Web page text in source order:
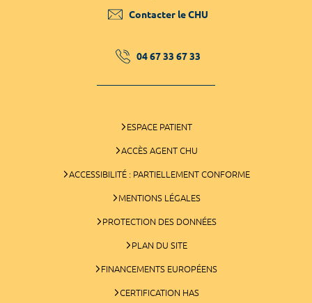
Contacter le CHU
04 67 33 67 33
ESPACE PATIENT
ACCÈS AGENT CHU
ACCESSIBILITÉ : PARTIELLEMENT CONFORME
MENTIONS LÉGALES
PROTECTION DES DONNÉES
PLAN DU SITE
FINANCEMENTS EUROPÉENS
CERTIFICATION HAS